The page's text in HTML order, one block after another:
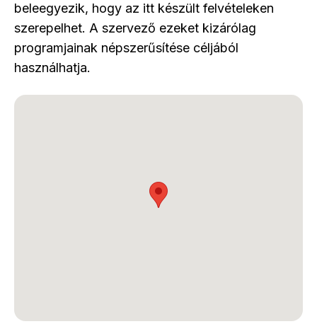
beleegyezik, hogy az itt készült felvételeken
szerepelhet. A szervező ezeket kizárólag
programjainak népszerűsítése céljából
használhatja.